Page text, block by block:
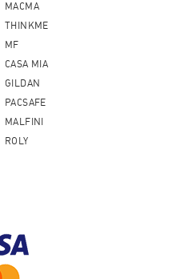
MACMA
THINKME
MF
CASA MIA
GILDAN
PACSAFE
MALFINI
ROLY